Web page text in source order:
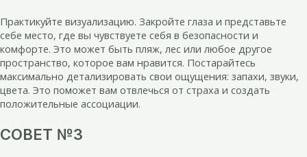
Практикуйте визуализацию. Закройте глаза и представьте
себе место, где вы чувствуете себя в безопасности и
комфорте. Это может быть пляж, лес или любое другое
пространство, которое вам нравится. Постарайтесь
максимально детализировать свои ощущения: запахи, звуки,
цвета. Это поможет вам отвлечься от страха и создать
положительные ассоциации.
СОВЕТ №3